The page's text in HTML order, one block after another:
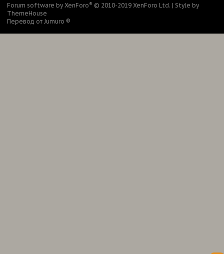
Forum software by XenForo® © 2010-2019 XenForo Ltd. | Style by
ThemeHouse
Перевод от Jumuro ®